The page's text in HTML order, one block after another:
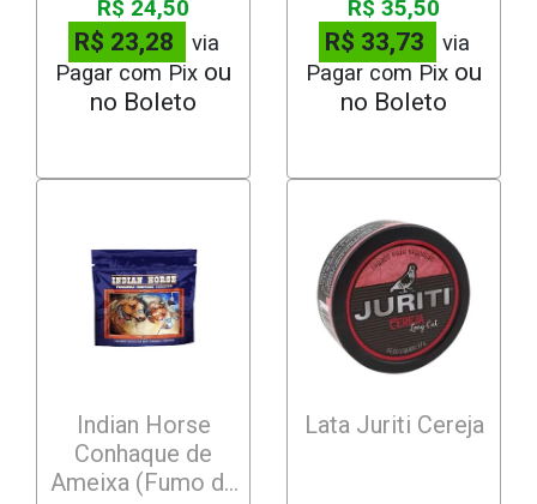
R$ 24,50
R$ 23,28
via
Pagar com Pix
R$ 35,50
R$ 33,73
via
Pagar com Pix
Indian Horse
Conhaque de
Ameixa (Fumo de
Lata Juriti Cereja